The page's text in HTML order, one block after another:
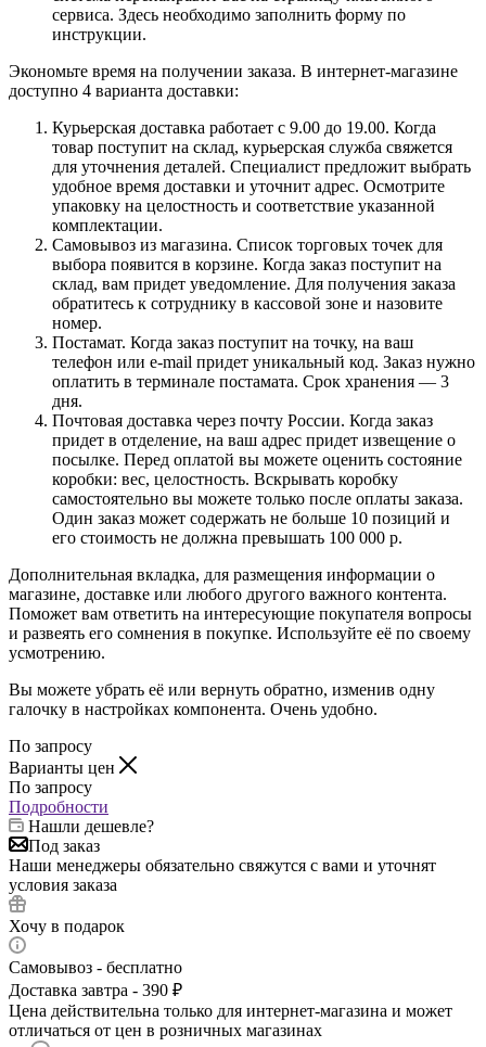
сервиса. Здесь необходимо заполнить форму по
инструкции.
Экономьте время на получении заказа. В интернет-магазине
доступно 4 варианта доставки:
Курьерская доставка работает с 9.00 до 19.00. Когда
товар поступит на склад, курьерская служба свяжется
для уточнения деталей. Специалист предложит выбрать
удобное время доставки и уточнит адрес. Осмотрите
упаковку на целостность и соответствие указанной
комплектации.
Самовывоз из магазина. Список торговых точек для
выбора появится в корзине. Когда заказ поступит на
склад, вам придет уведомление. Для получения заказа
обратитесь к сотруднику в кассовой зоне и назовите
номер.
Постамат. Когда заказ поступит на точку, на ваш
телефон или e-mail придет уникальный код. Заказ нужно
оплатить в терминале постамата. Срок хранения — 3
дня.
Почтовая доставка через почту России. Когда заказ
придет в отделение, на ваш адрес придет извещение о
посылке. Перед оплатой вы можете оценить состояние
коробки: вес, целостность. Вскрывать коробку
самостоятельно вы можете только после оплаты заказа.
Один заказ может содержать не больше 10 позиций и
его стоимость не должна превышать 100 000 р.
Дополнительная вкладка, для размещения информации о
магазине, доставке или любого другого важного контента.
Поможет вам ответить на интересующие покупателя вопросы
и развеять его сомнения в покупке. Используйте её по своему
усмотрению.
Вы можете убрать её или вернуть обратно, изменив одну
галочку в настройках компонента. Очень удобно.
По запросу
Варианты цен
По запросу
Подробности
Нашли дешевле?
Под заказ
Наши менеджеры обязательно свяжутся с вами и уточнят
условия заказа
Хочу в подарок
Самовывоз - бесплатно
Доставка завтра - 390 ₽
Цена действительна только для интернет-магазина и может
отличаться от цен в розничных магазинах